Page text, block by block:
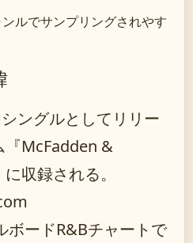
ルでサンプリングされやす
シングルとしてリリー
『McFadden &
収録される。
ボードR&Bチャートで